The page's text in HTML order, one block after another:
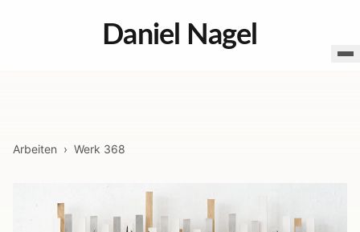
Daniel Nagel
Arbeiten › Werk 368